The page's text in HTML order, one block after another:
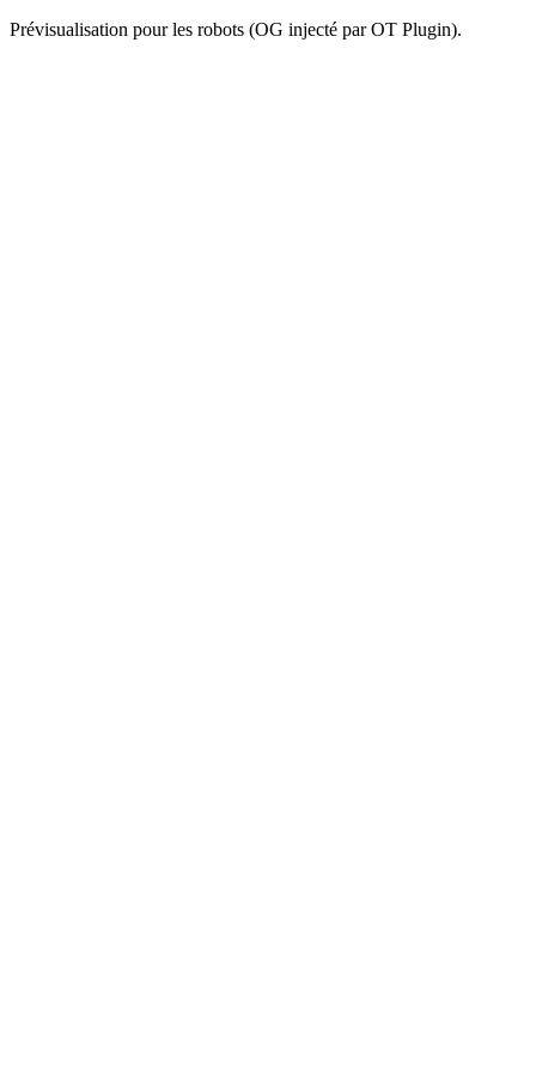
Prévisualisation pour les robots (OG injecté par OT Plugin).